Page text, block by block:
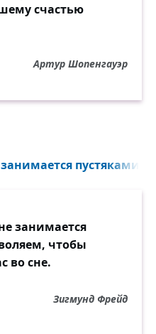
счастью
Артур Шопенгауэр
пустяками...
занимается
чтобы
во сне.
Зигмунд Фрейд